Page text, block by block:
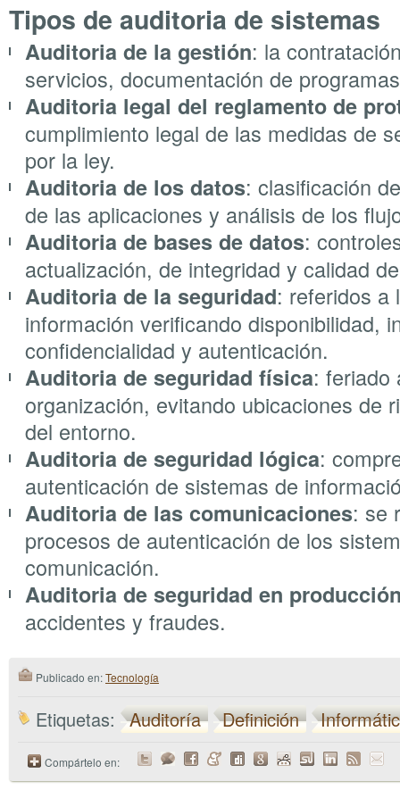
Tipos de auditoria de sistemas
Auditoria de la gestión: la
servicios, documentación de
Auditoria legal del reglamento de
cumplimiento legal de las medidas de
por la ley.
Auditoria de los datos: clasificación
de las aplicaciones y análisis de los
Auditoria de bases de datos:
actualización, de integridad y calidad
Auditoria de la seguridad: referidos a
información verificando disponibilidad,
confidencialidad y autenticación.
Auditoria de seguridad física: feriado
organización, evitando ubicaciones de
del entorno.
Auditoria de seguridad lógica:
autenticación de sistemas de
Auditoria de las comunicaciones: se
procesos de autenticación de los
comunicación.
Auditoria de seguridad en
accidentes y fraudes.
Publicado en:Tecnología
Etiquetas: Auditoría Definición
Compártelo en: